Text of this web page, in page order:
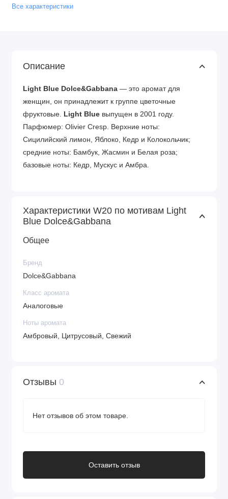
Все характеристики
Описание
Light Blue Dolce&Gabbana — это аромат для
женщин, он принадлежит к группе цветочные
фруктовые. Light Blue выпущен в 2001 году.
Парфюмер: Olivier Cresp. Верхние ноты:
Сицилийский лимон, Яблоко, Кедр и Колокольчик;
средние ноты: Бамбук, Жасмин и Белая роза;
базовые ноты: Кедр, Мускус и Амбра.
Характеристики W20 по мотивам Light
Blue Dolce&Gabbana
Общее
Бренд
Dolce&Gabbana
Класс аромата
Аналоговые
Ноты аромата
Амбровый, Цитрусовый, Свежий
Отзывы 0
Нет отзывов об этом товаре.
Оставить отзыв